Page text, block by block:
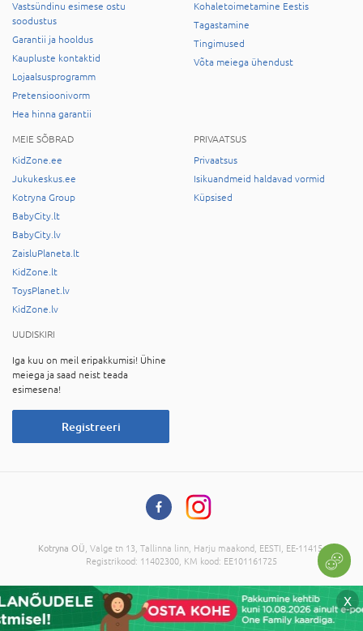
X
Vastsündinu esimese ostu
soodustus
Garantii ja hooldus
Kaupluste kontaktid
Lojaalsusprogramm
Pretensioonivorm
Hea hinna garantii
Kohaletoimetamine Eestis
Tagastamine
Tingimused
Võta meiega ühendust
MEIE SÕBRAD
KidZone.ee
Jukukeskus.ee
Kotryna Group
BabyCity.lt
BabyCity.lv
ZaisluPlaneta.lt
KidZone.lt
ToysPlanet.lv
KidZone.lv
PRIVAATSUS
Privaatsus
Isikuandmeid haldavad vormid
Küpsised
UUDISKIRI
Iga kuu on meil eripakkumisi! Ühine
meiega ja saad neist teada
esimesena!
Registreeri
Kotryna OÜ , Valge tn 13, Tallinna linn, Harju maakond, EESTI, EE-11415,
Registrikood: 11402300, KM kood: EE101161725
© 2026 Kõik õigused on reserveeritud. Informatsiooni kopeerimine ilma
administratsiooni nõusolekuta on keelatud